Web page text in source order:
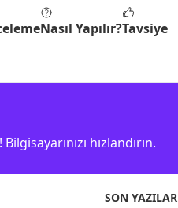
Nasıl Yapılır?Tavsiye
hızlandırın.
SON YAZILAR